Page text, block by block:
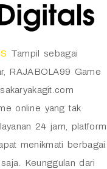
Tampil sebagai
RAJABOLA99 Game
online yang tak
24 jam, platform
menikmati berbagai
Keunggulan dari